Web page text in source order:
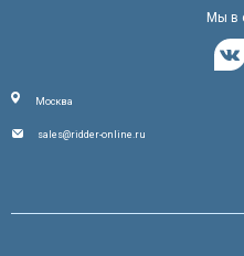
Мы в
Москва
sales@ridder-online.ru